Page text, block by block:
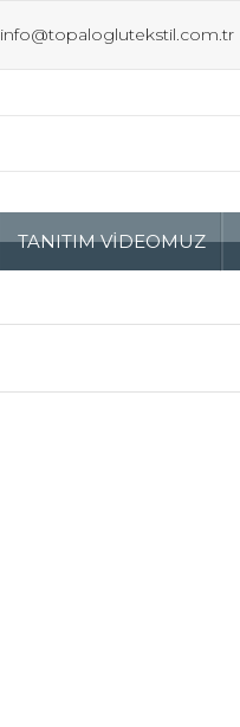
info@topaloglutekstil.com.tr
TANITIM VİDEOMUZ